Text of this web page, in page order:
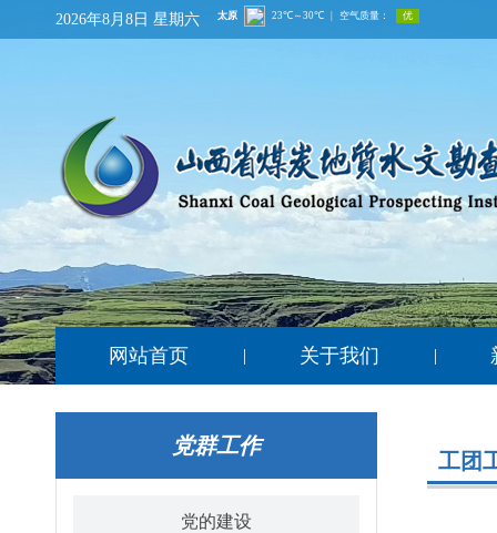
2026年8月8日 星期六
网站首页 | 关于我们 |
党群工作
党的建设
工团